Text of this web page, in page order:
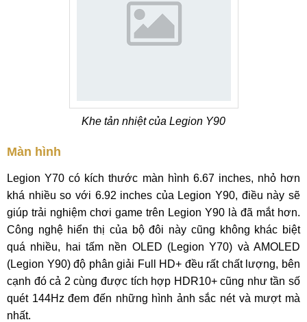
Khe tản nhiệt của Legion Y90
Màn hình
Legion Y70 có kích thước màn hình 6.67 inches, nhỏ hơn
khá nhiều so với 6.92 inches của Legion Y90, điều này sẽ
giúp trải nghiệm chơi game trên Legion Y90 là đã mắt hơn.
Công nghệ hiển thị của bộ đôi này cũng không khác biệt
quá nhiều, hai tấm nền OLED (Legion Y70) và AMOLED
(Legion Y90) độ phân giải Full HD+ đều rất chất lượng, bên
cạnh đó cả 2 cùng được tích hợp HDR10+ cũng như tần số
quét 144Hz đem đến những hình ảnh sắc nét và mượt mà
nhất.